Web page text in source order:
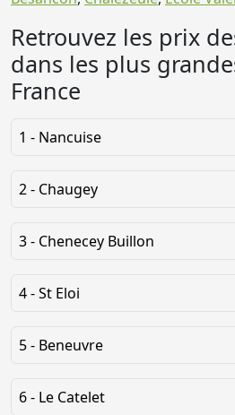
Retrouvez les prix
dans les plus
France
1 - Nancuise
2 - Chaugey
3 - Chenecey Buillon
4 - St Eloi
5 - Beneuvre
6 - Le Catelet